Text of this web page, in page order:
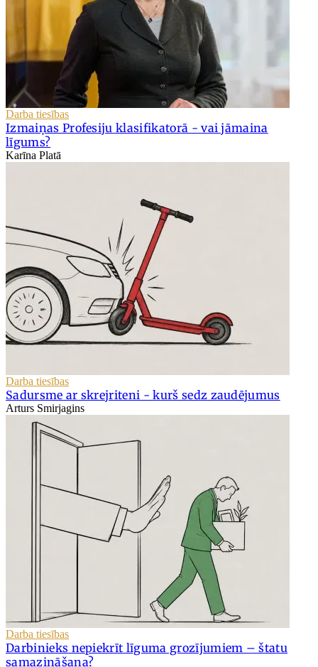
Darba tiesības
Izmaiņas Profesiju klasifikatorā - vai jāmaina
līgums?
Karīna Platā
Darba tiesības
Sadursme ar skrejriteni - kurš sedz zaudējumus
Arturs Smirjagins
Darba tiesības
Darbinieks nepiekrīt līguma grozījumiem – štatu
samazināšana?